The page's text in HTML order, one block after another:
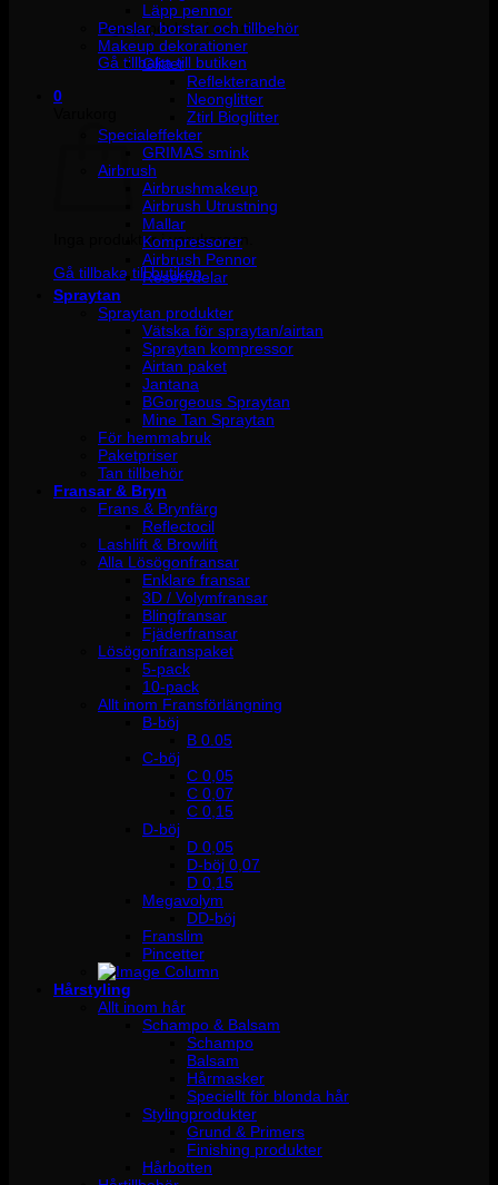
Inga produkter i varukorgen.
Gå tillbaka till butiken
0
Inga produkter i varukorgen.
Gå tillbaka till butiken
Läpp pennor
Penslar, borstar och tillbehör
Makeup dekorationer
Glitter
Reflekterande
Neonglitter
Ztirl Bioglitter
Specialeffekter
GRIMAS smink
Airbrush
Airbrushmakeup
Airbrush Utrustning
Mallar
Kompressorer
Airbrush Pennor
Reservdelar
Spraytan
Spraytan produkter
Vätska för spraytan/airtan
Spraytan kompressor
Airtan paket
Jantana
BGorgeous Spraytan
Mine Tan Spraytan
För hemmabruk
Paketpriser
Tan tillbehör
Fransar & Bryn
Frans & Brynfärg
Reflectocil
Lashlift & Browlift
Alla Lösögonfransar
Enklare fransar
3D / Volymfransar
Blingfransar
Fjäderfransar
Lösögonfranspaket
5-pack
10-pack
Allt inom Fransförlängning
B-böj
B 0.05
C-böj
C 0,05
C 0,07
C 0,15
D-böj
D 0,05
D-böj 0,07
D 0,15
Megavolym
DD-böj
Franslim
Pincetter
Hårstyling
Allt inom hår
Schampo & Balsam
Schampo
Balsam
Hårmasker
Speciellt för blonda hår
Stylingprodukter
Grund & Primers
Finishing produkter
Hårbotten